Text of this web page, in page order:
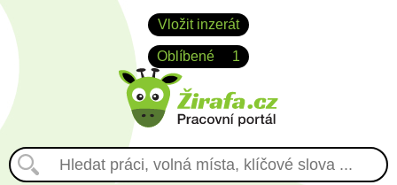
Vložit inzerát
Oblíbené 1